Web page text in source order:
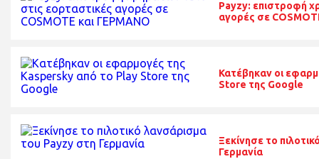
Payzy: επιστροφή
αγορές σε
Κατέβηκαν οι
Store της Google
Ξεκίνησε το
Γερμανία